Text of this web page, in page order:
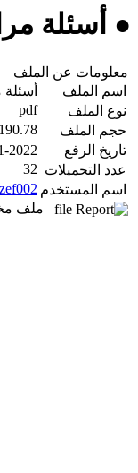
● أسئلة
معلومات عن الملف
اسم الملف
نوع الملف
pdf
حجم الملف
190.78 KB
تاريخ الرفع
18-11-
عدد التحميلات 32
اسم المستخدم
ملف